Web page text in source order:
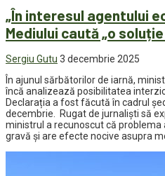
„În interesul agentului
Mediului caută „o
Sergiu Gutu 3 decembrie 2025
În ajunul sărbătorilor de iarnă,
încă analizează posibilitatea
Declarația a fost făcută în cadrul
decembrie. Rugat de jurnaliști să
ministrul a recunoscut că
gravă și are efecte nocive asupra